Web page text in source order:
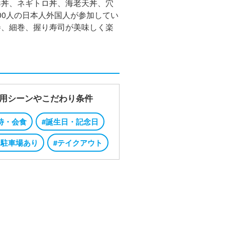
、ネギトロ丼、海老天丼、穴
人の日本人外国人が参加してい
細巻、握り寿司が美味しく楽
シーンやこだわり条件
・会食
#誕生日・記念日
車場あり
#テイクアウト